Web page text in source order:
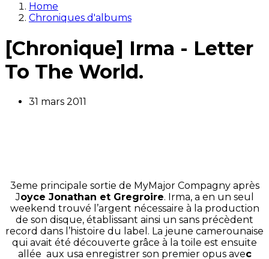
Home
Chroniques d'albums
[Chronique] Irma - Letter
To The World.
31 mars 2011
3eme principale sortie de MyMajor Compagny après
Joyce Jonathan et Gregroire. Irma, a en un seul
weekend trouvé l’argent nécessaire à la production
de son disque, établissant ainsi un sans précèdent
record dans l’histoire du label. La jeune camerounaise
qui avait été découverte grâce à la toile est ensuite
allée aux usa enregistrer son premier opus avec